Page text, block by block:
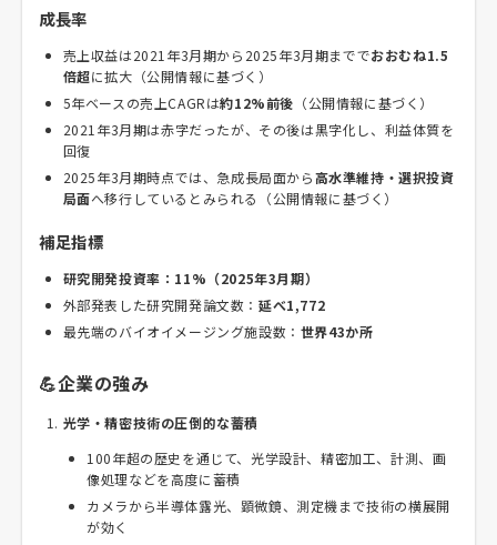
成長率
売上収益は2021年3月期から2025年3月期まででおおむね1.5
倍超に拡大（公開情報に基づく）
5年ベースの売上CAGRは約12%前後 （公開情報に基づく）
2021年3月期は赤字だったが、その後は黒字化し、利益体質を
回復
2025年3月期時点では、急成長局面から高水準維持・選択投資
局面へ移行しているとみられる（公開情報に基づく）
補足指標
研究開発投資率：11%（2025年3月期）
外部発表した研究開発論文数： 延べ1,772
最先端のバイオイメージング施設数： 世界43か所
💪企業の強み
光学・精密技術の圧倒的な蓄積
100年超の歴史を通じて、光学設計、精密加工、計測、画
像処理などを高度に蓄積
カメラから半導体露光、顕微鏡、測定機まで技術の横展開
が効く